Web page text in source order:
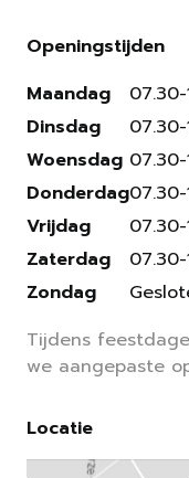
Openingstijden
Maandag
Dinsdag
Woensdag
Donderdag
Vrijdag
Zaterdag
Zondag
Tijdens
we aangepaste
Locatie